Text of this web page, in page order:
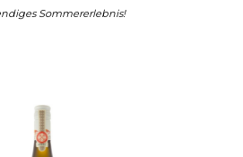
Sommererlebnis!